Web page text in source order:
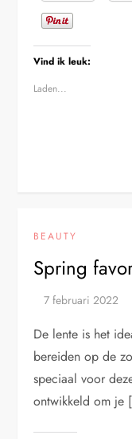
Vind ik leuk:
Laden...
BEAUTY
Spring
De lente is het
bereiden op de
speciaal voor
ontwikkeld om je